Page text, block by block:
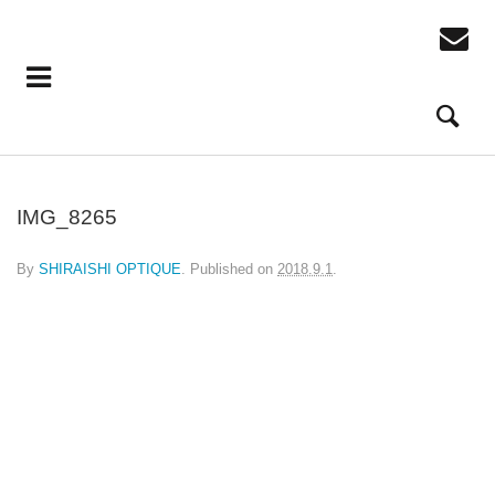
IMG_8265
By SHIRAISHI OPTIQUE. Published on 2018.9.1.